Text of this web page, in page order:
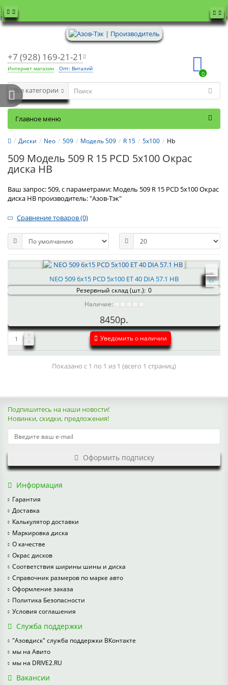
+7 (928) 169-21-21
Интернет магазин Опт: Виталий
0
Все категории
Главное меню
Диски Neo 509 Модель 509 R 15 5x100 Hb
509 Модель 509 R 15 PCD 5x100 Окрас
диска HB
Ваш запрос: 509, с параметрами: Модель 509 R 15 PCD 5x100 Окрас
диска HB производитель: "Азов-Тэк"
Сравнение товаров (0)
NEO 509 6x15 PCD 5x100 ET 40 DIA 57.1 HB
Резервный склад (шт.): 0
Наличие:
8450р.
Уведомить о наличии
Показано с 1 по 1 из 1 (всего 1 страниц)
Подпишитесь на наши новости!
Новинки, скидки, предложения!
Оформить подписку
Информация
Гарантия
Доставка
Калькулятор доставки
Маркировка диска
О качестве
Окрас дисков
Соответствия ширины шины и диска
Справочник размеров по марке авто
Оформление заказа
Политика Безопасности
Условия соглашения
Служба поддержки
"Азовдиск" служба поддержки ВКонтакте
мы на Авито
мы на DRIVE2.RU
Вакансии